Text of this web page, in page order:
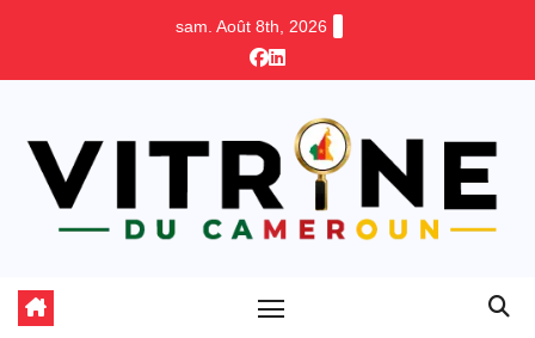
sam. Août 8th, 2026